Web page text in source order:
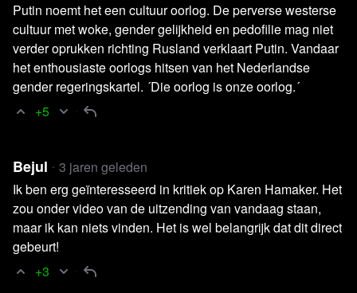
De Franse overheid heeft videoplatform Rumble verzocht
om alle Russische nieuwsbronnen uit te sluiten van haar
platform. Als reactie hierop heeft het videoplatform
besloten om hun diensten voorlopig niet beschikbaar te
stellen in Frankrijk. Dit heeft helaas tot gevolg dat alle
Putin noemt het een cultuur oorlog. De perverse westerse
cultuur met woke, gender gelijkheid en pedofilie mag niet
verder oprukken richting Rusland verklaart Putin. Vandaar
het enthousiaste oorlogs hitsen van het Nederlandse
gender regeringskartel. ´Die oorlog is onze oorlog.´
+5
Bejul
3 jaren geleden
Ik ben erg geïnteresseerd in kritiek op Karen Hamaker. Het
zou onder video van de uitzending van vandaag staan,
maar ik kan niets vinden. Het is wel belangrijk dat dit direct
gebeurt!
+3